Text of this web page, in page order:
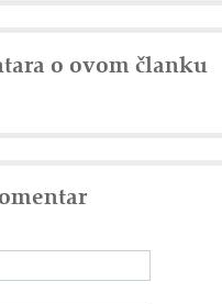
o ovom članku